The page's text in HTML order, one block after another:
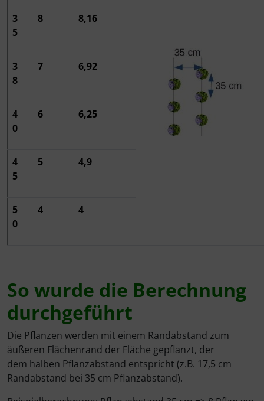
3
5
8 8,16
3
8
7 6,92
4
0
6 6,25
4
5
5 4,9
5
0
4 4
So wurde die Berechnung
durchgeführt
Die Pflanzen werden mit einem Randabstand zum
äußeren Flächenrand der Fläche gepflanzt, der
dem halben Pflanzabstand entspricht (z.B. 17,5 cm
Randabstand bei 35 cm Pflanzabstand).